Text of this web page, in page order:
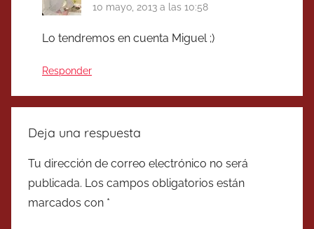
10 mayo, 2013 a las 10:58
Lo tendremos en cuenta Miguel ;)
Responder
Deja una respuesta
Tu dirección de correo electrónico no será
publicada. Los campos obligatorios están
marcados con *